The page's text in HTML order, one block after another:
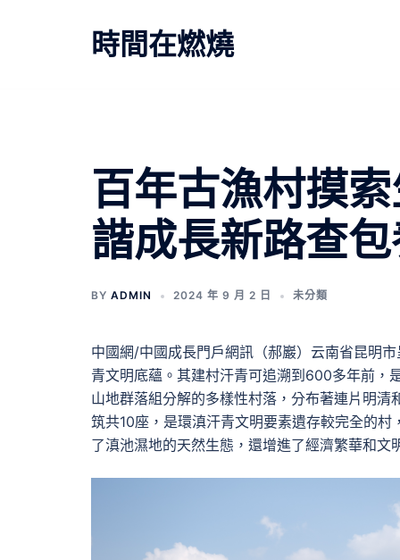
時間在燃燒
百年古漁村摸
諧成長新路查
BY ADMIN 2024 年 9 月 2 日 未分類
中國網/中國成長門戶網訊（郝巖）云南省昆明
青文明底蘊。其建村汗青可追溯到600多年前，
山地群落組分解的多樣性村落，分布著連片明
筑共10座，是環滇汗青文明要素遺存較完全的
了滇池濕地的天然生態，還增進了經濟繁華和